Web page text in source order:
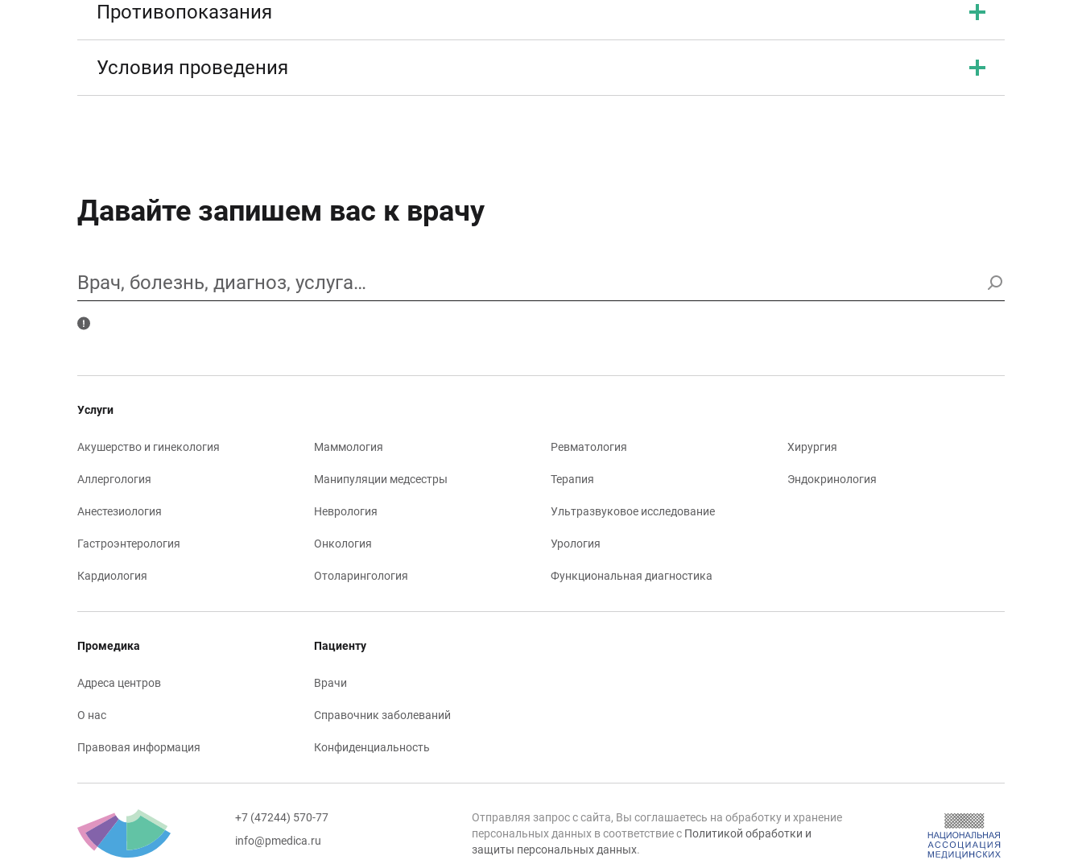
Противопоказания
Условия проведения
Давайте запишем вас к врачу
Врач, болезнь, диагноз, услуга…
Услуги
Акушерство и гинекология
Аллергология
Анестезиология
Гастроэнтерология
Кардиология
Маммология
Манипуляции медсестры
Неврология
Онкология
Отоларингология
Ревматология
Терапия
Ультразвуковое исследование
Урология
Функциональная диагностика
Хирургия
Эндокринология
Промедика
Адреса центров
О нас
Правовая информация
Пациенту
Врачи
Справочник заболеваний
Конфиденциальность
+7 (47244) 570-77
info@pmedica.ru
Отправляя запрос с сайта, Вы соглашаетесь на обработку и хранение
персональных данных в соответствие с Политикой обработки и
защиты персональных данных.